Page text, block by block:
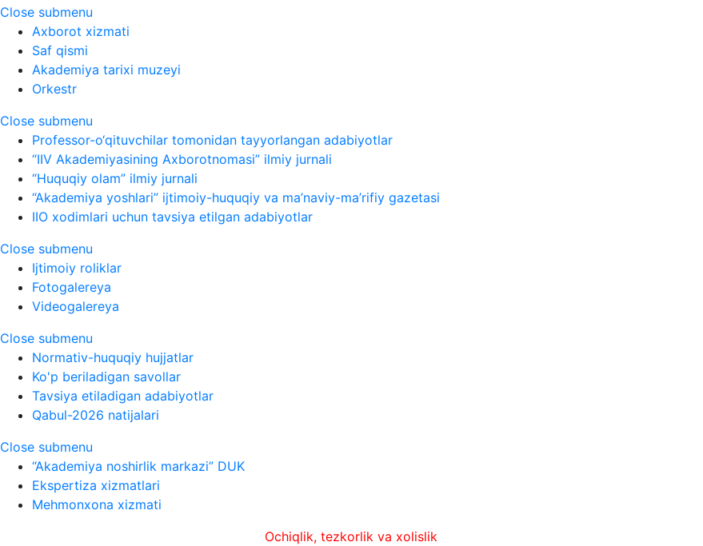
Close submenu
Axborot xizmati
Saf qismi
Akademiya tarixi muzeyi
Orkestr
Close submenu
Professor-o‘qituvchilar tomonidan tayyorlangan adabiyotlar
“IIV Akademiyasining Axborotnomasi” ilmiy jurnali
“Huquqiy olam” ilmiy jurnali
“Akademiya yoshlari” ijtimoiy-huquqiy va ma’naviy-ma’rifiy gazetasi
IIO xodimlari uchun tavsiya etilgan adabiyotlar
Close submenu
Ijtimoiy roliklar
Fotogalereya
Videogalereya
Close submenu
Normativ-huquqiy hujjatlar
Ko'p beriladigan savollar
Tavsiya etiladigan adabiyotlar
Qabul-2026 natijalari
Close submenu
“Akademiya noshirlik markazi” DUK
Ekspertiza xizmatlari
Mehmonxona xizmati
Ochiqlik, tezkorlik va xolislik